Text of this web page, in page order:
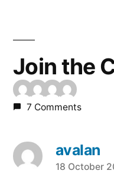
Join the
7 Comments
avalan
says:
18 October